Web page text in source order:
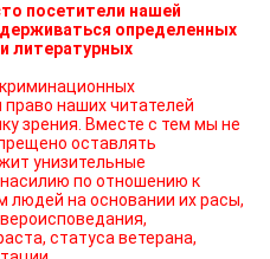
посетители нашей
определенных
литературных
зрения. Вместе с тем мы не
оставлять
унизительные
по отношению к
людей на основании их расы,
статуса ветерана,